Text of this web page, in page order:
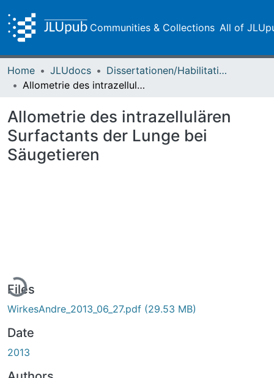
Communities & Collections All of
Home JLUdocs
Dissertationen/Habilitationen
Allometrie des intrazellulären Surfactants der Lunge bei Säugetieren
Allometrie des intrazellulären
Surfactants der Lunge bei
Säugetieren
Files
WirkesAndre_2013_06_27.pdf (29.53 MB)
Date
2013